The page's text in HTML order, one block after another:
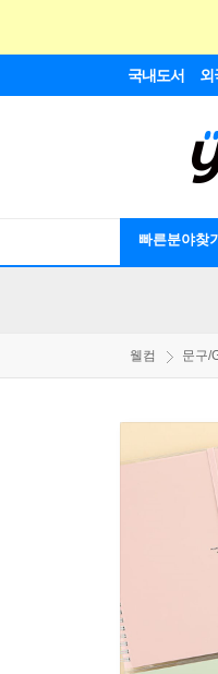
국내도서 외
빠른분야찾기
웰컴 문구/